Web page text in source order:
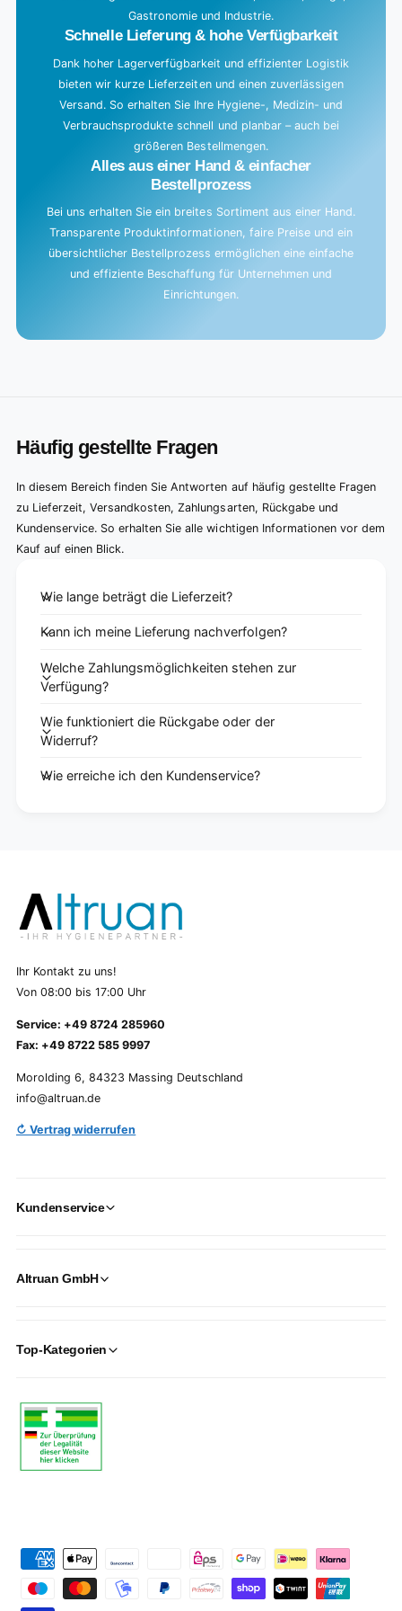
Gastronomie und Industrie.
Schnelle Lieferung & hohe Verfügbarkeit
Dank hoher Lagerverfügbarkeit und effizienter Logistik
bieten wir kurze Lieferzeiten und einen zuverlässigen
Versand. So erhalten Sie Ihre Hygiene-, Medizin- und
Verbrauchsprodukte schnell und planbar – auch bei
größeren Bestellmengen.
Alles aus einer Hand & einfacher
Bestellprozess
Bei uns erhalten Sie ein breites Sortiment aus einer Hand.
Transparente Produktinformationen, faire Preise und ein
übersichtlicher Bestellprozess ermöglichen eine einfache
und effiziente Beschaffung für Unternehmen und
Einrichtungen.
Häufig gestellte Fragen
In diesem Bereich finden Sie Antworten auf häufig gestellte Fragen
zu Lieferzeit, Versandkosten, Zahlungsarten, Rückgabe und
Kundenservice. So erhalten Sie alle wichtigen Informationen vor dem
Kauf auf einen Blick.
Wie lange beträgt die Lieferzeit?
Kann ich meine Lieferung nachverfolgen?
Welche Zahlungsmöglichkeiten stehen zur
Verfügung?
Wie funktioniert die Rückgabe oder der
Widerruf?
Wie erreiche ich den Kundenservice?
Ihr Kontakt zu uns!
Von 08:00 bis 17:00 Uhr
Service: +49 8724 285960
Fax: +49 8722 585 9997
Morolding 6, 84323 Massing Deutschland
info@altruan.de
↻ Vertrag widerrufen
Kundenservice
Altruan GmbH
Top-Kategorien